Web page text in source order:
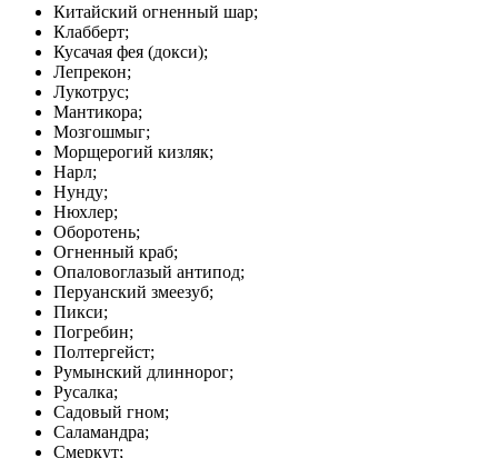
Китайский огненный шар;
Клабберт;
Кусачая фея (докси);
Лепрекон;
Лукотрус;
Мантикора;
Мозгошмыг;
Морщерогий кизляк;
Нарл;
Нунду;
Нюхлер;
Оборотень;
Огненный краб;
Опаловоглазый антипод;
Перуанский змеезуб;
Пикси;
Погребин;
Полтергейст;
Румынский длиннорог;
Русалка;
Садовый гном;
Саламандра;
Смеркут;